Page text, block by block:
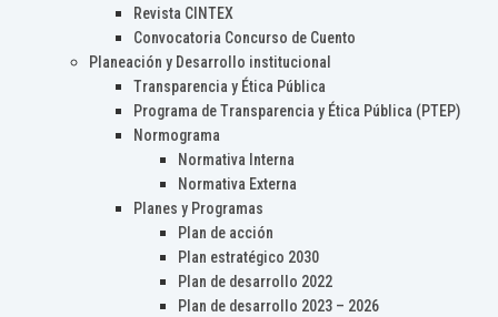
Revista CINTEX
Convocatoria Concurso de Cuento
Planeación y Desarrollo institucional
Transparencia y Ética Pública
Programa de Transparencia y Ética Pública (PTEP)
Normograma
Normativa Interna
Normativa Externa
Planes y Programas
Plan de acción
Plan estratégico 2030
Plan de desarrollo 2022
Plan de desarrollo 2023 – 2026